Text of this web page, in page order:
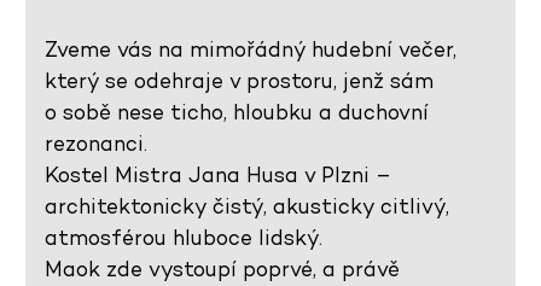
Zveme vás na mimořádný hudební večer,
který se odehraje v prostoru, jenž sám
o sobě nese ticho, hloubku a duchovní
rezonanci.
Kostel Mistra Jana Husa v Plzni –
architektonicky čistý, akusticky citlivý,
atmosférou hluboce lidský.
Maok zde vystoupí poprvé, a právě